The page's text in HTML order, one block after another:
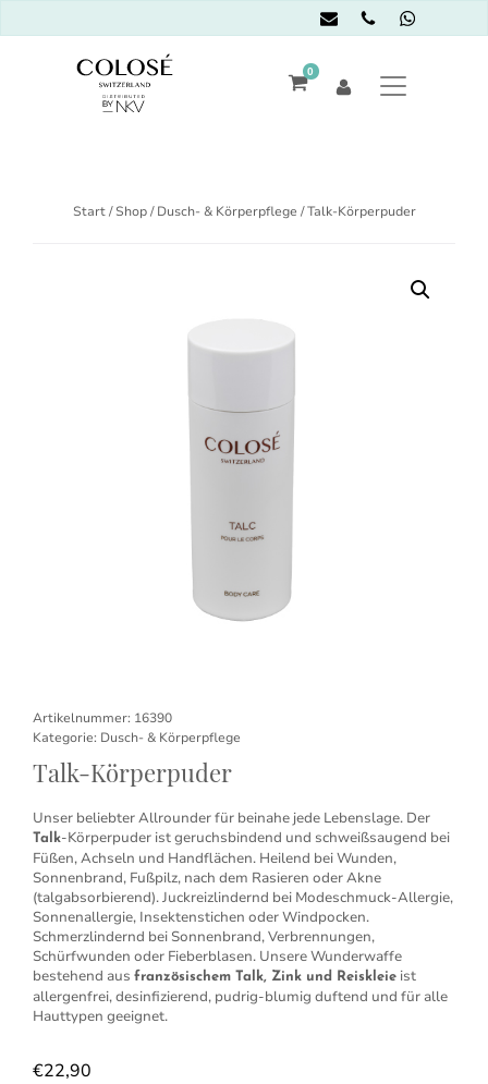
0
Start/Shop/Dusch- & Körperpflege / Talk-Körperpuder
Artikelnummer: 16390
Kategorie: Dusch- & Körperpflege
Talk-Körperpuder
Unser beliebter Allrounder für beinahe jede Lebenslage. Der
Talk-Körperpuder ist geruchsbindend und schweißsaugend bei
Füßen, Achseln und Handflächen. Heilend bei Wunden,
Sonnenbrand, Fußpilz, nach dem Rasieren oder Akne
(talgabsorbierend). Juckreizlindernd bei Modeschmuck-Allergie,
Sonnenallergie, Insektenstichen oder Windpocken.
Schmerzlindernd bei Sonnenbrand, Verbrennungen,
Schürfwunden oder Fieberblasen. Unsere Wunderwaffe
bestehend aus französischem Talk, Zink und Reiskleie ist
allergenfrei, desinfizierend, pudrig-blumig duftend und für alle
Hauttypen geeignet.
€22,90